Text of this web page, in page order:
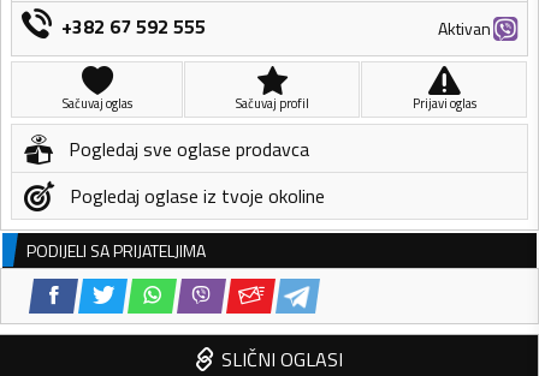
+382 67 592 555 Aktivan
Sačuvaj oglas Sačuvaj profil Prijavi oglas
Pogledaj sve oglase prodavca
Pogledaj oglase iz tvoje okoline
PODIJELI SA PRIJATELJIMA
SLIČNI OGLASI